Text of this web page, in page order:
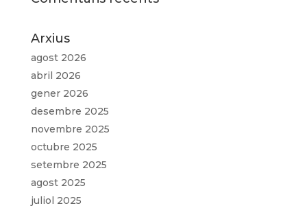
Arxius
agost 2026
abril 2026
gener 2026
desembre 2025
novembre 2025
octubre 2025
setembre 2025
agost 2025
juliol 2025